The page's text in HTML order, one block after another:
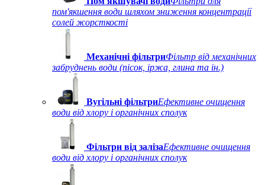
пом'якшення води шляхом зниження концентрації
солей жорсткості
Механічні фільтриФільтр від механічних
забруднень води (пісок, іржа, глина та ін.)
Вугільні фільтриЕфективне очищення
води від хлору і органічних сполук
Фільтри від залізаЕфективне очищення
води від хлору і органічних сполук